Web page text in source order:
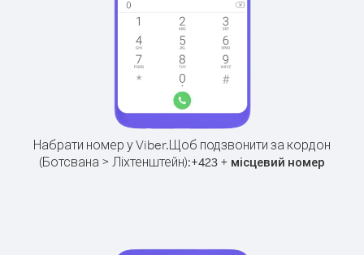
Набрати номер у Viber.Щоб подзвонити за кордон
(Ботсвана > Ліхтенштейн):+423 + місцевий номер